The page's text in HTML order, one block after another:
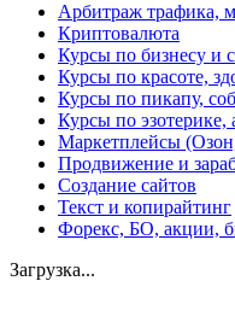
Арбитраж трафика,
Криптовалюта
Курсы по бизнесу и
Курсы по красоте,
Курсы по пикапу,
Курсы по эзотерике,
Маркетплейсы
Продвижение и
Создание сайтов
Текст и копирайтинг
Форекс, БО, акции,
Загрузка...